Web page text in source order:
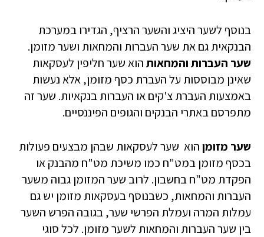
בנוסף לשער היציג והשער הרציף, הגדירו במערכת
הבנקאית גם את שער העברות והמחאות ושער מזומן.
שער העברות והמחאותהוא שער חליפין לעסקאות
שאינן מבוססות על העברת כסף מזומן, אלא נעשות
באמצעות העברת צ'קים או העברות בנקאיות. שער זה
מתפרסם באתרי הבנקים והגופים הפיננסיים.
שער מזומןהוא שער לעסקאות שבהן מבצעים פעולות
בכסף מזומן במט"ח כמו משיכת מט"ח מהבנק או
הפקדת מט"ח בחשבון. לרוב שער המזומן גבוה משער
העברות והמחאות, כשבנוסף בעסקאות מזומן יש גם
עמלות המרה ועמלת הפרשי שער, בגובה הפרש השער
בין שער העברות והמחאות לשער מזומן. לכל סוגי